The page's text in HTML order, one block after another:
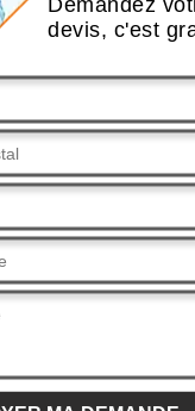
devis, c'est